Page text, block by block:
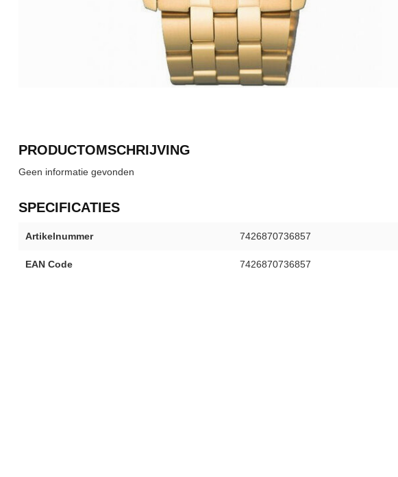
PRODUCTOMSCHRIJVING
Geen informatie gevonden
SPECIFICATIES
Artikelnummer 7426870736857
EAN Code 7426870736857